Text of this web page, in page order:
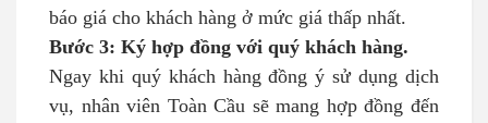
báo giá cho khách hàng ở mức giá thấp nhất.
Bước 3: Ký hợp đồng với quý khách hàng.
Ngay khi quý khách hàng đồng ý sử dụng dịch
vụ, nhân viên Toàn Cầu sẽ mang hợp đồng đến